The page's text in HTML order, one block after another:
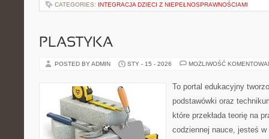
CATEGORIES: INTEGRACJA DZIECI Z NIEPEŁNOSPRAWNOŚCIAMI
PLASTYKA
POSTED BY ADMIN STY - 15 - 2026 MOŻLIWOŚĆ
To portal edukacyjny
podstawówki oraz
które przekłada teorię na
codziennej nauce, jesteś